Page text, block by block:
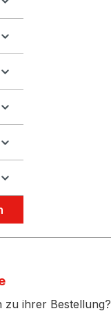
zu ihrer Bestellung?